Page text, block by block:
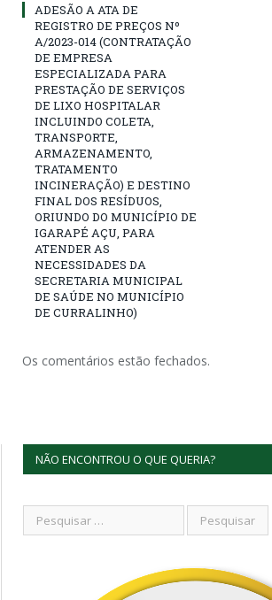
ADESÃO A ATA DE
REGISTRO DE PREÇOS Nº
A/2023-014 (CONTRATAÇÃO
DE EMPRESA
ESPECIALIZADA PARA
PRESTAÇÃO DE SERVIÇOS
DE LIXO HOSPITALAR
INCLUINDO COLETA,
TRANSPORTE,
ARMAZENAMENTO,
TRATAMENTO
INCINERAÇÃO) E DESTINO
FINAL DOS RESÍDUOS,
ORIUNDO DO MUNICÍPIO DE
IGARAPÉ AÇU, PARA
ATENDER AS
NECESSIDADES DA
SECRETARIA MUNICIPAL
DE SAÚDE NO MUNICÍPIO
DE CURRALINHO)
Os comentários estão fechados.
NÃO ENCONTROU O QUE QUERIA?